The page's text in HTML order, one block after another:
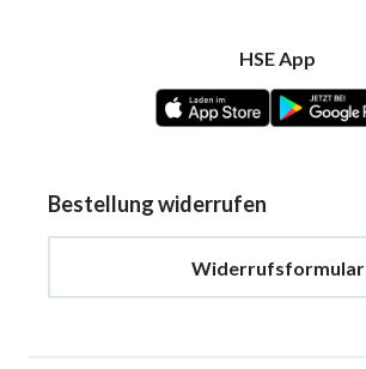
HSE App
Bestellung widerrufen
Widerrufsformular